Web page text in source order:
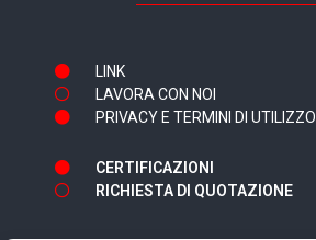
LINK
LAVORA CON NOI
PRIVACY E TERMINI DI UTILIZZO
CERTIFICAZIONI
RICHIESTA DI QUOTAZIONE